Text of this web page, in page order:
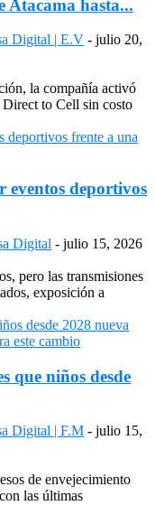
Atacama hasta...
Digital | E.V - julio 20,
la compañía activó
Direct to Cell sin costo
eventos deportivos
Digital - julio 15, 2026
pero las transmisiones
exposición a
que niños desde
Digital | F.M - julio 15,
de envejecimiento
las últimas